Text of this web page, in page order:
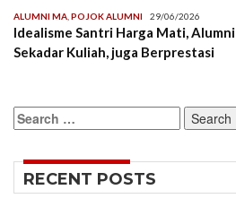
ALUMNI MA POJOK ALUMNI 29/06/2026
Idealisme Santri Harga Mati,
Sekadar Kuliah, juga Berprestasi
Search
for:
RECENT POSTS